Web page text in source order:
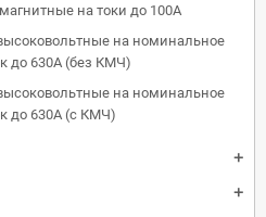
на токи до 100А
на номинальное
до 630А (без КМЧ)
на номинальное
до 630А (с КМЧ)